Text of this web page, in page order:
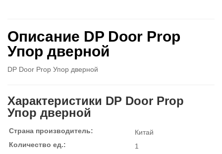
Описание DP Door Prop
Упор дверной
DP Door Prop Упор дверной
Характеристики DP Door Prop
Упор дверной
Страна производитель:
Китай
Количество ед.:
1